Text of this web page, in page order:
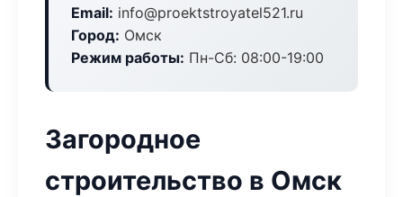
Email: info@proektstroyatel521.ru
Город: Омск
Режим работы: Пн-Сб: 08:00-19:00
Загородное
строительство в Омск